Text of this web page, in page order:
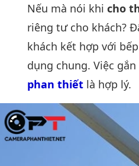
Nếu mà nói khi cho
riêng tư cho khách?
khách kết hợp với
dụng chung. Việc
phan thiết là hợp lý.